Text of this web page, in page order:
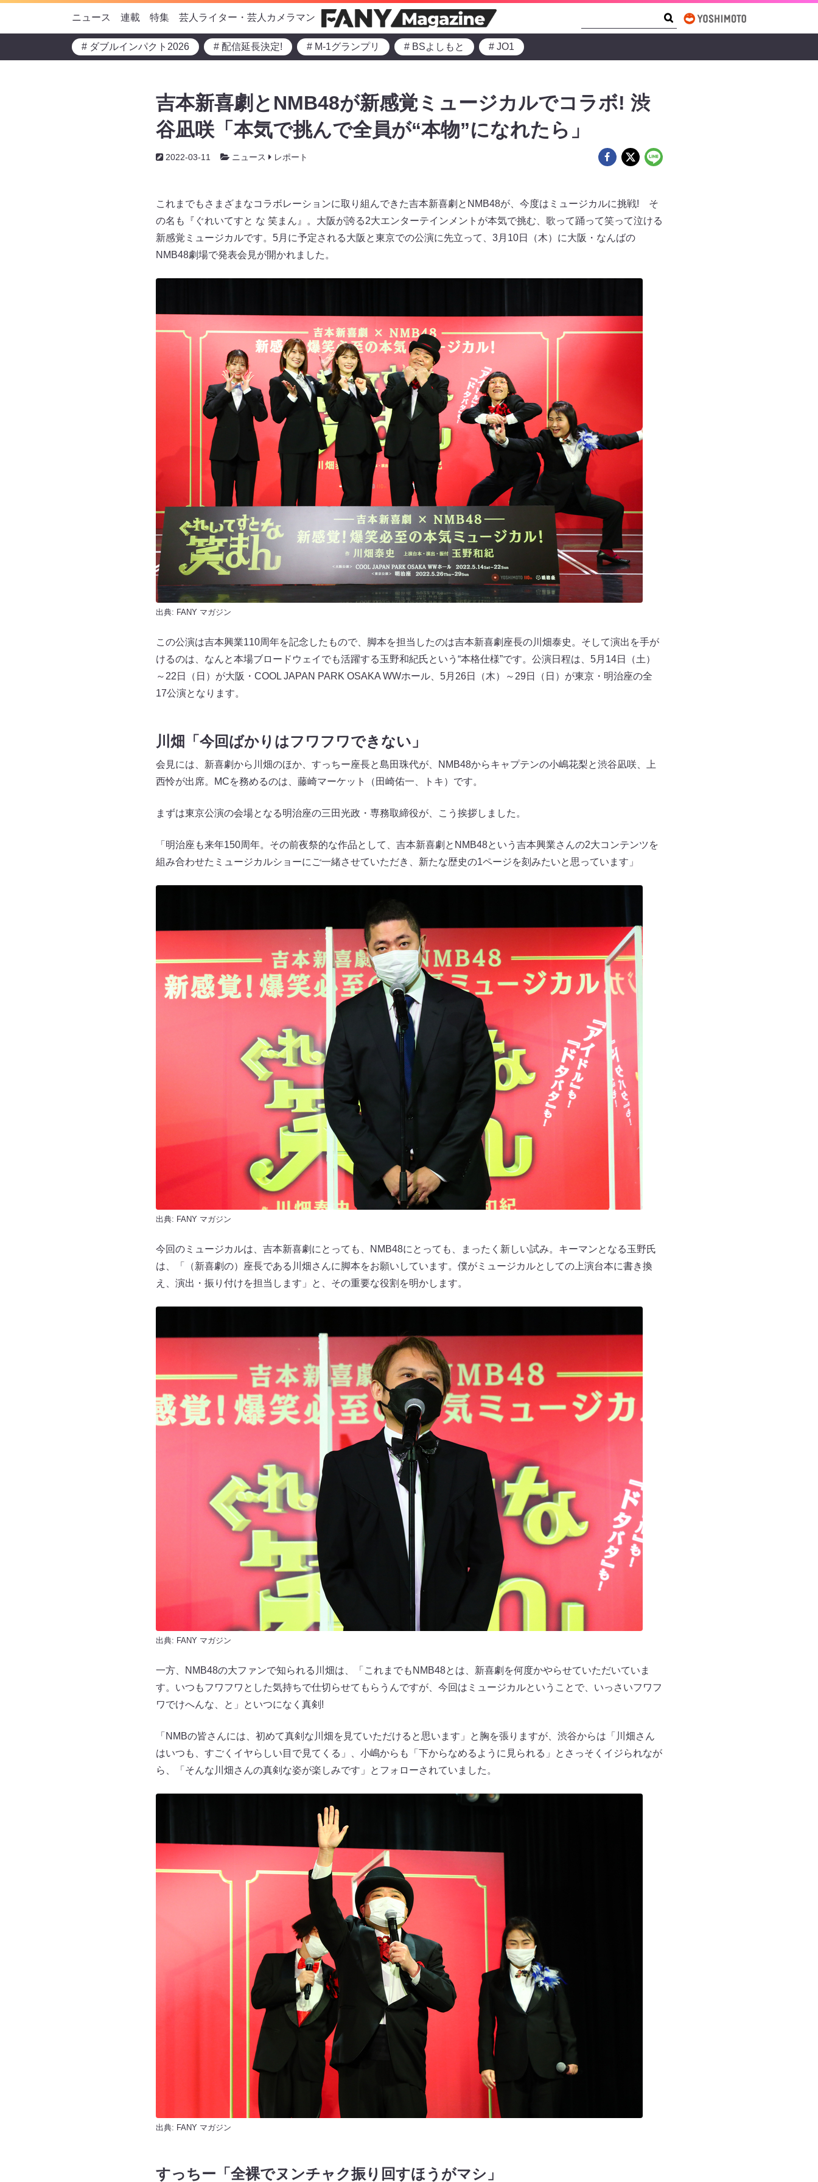
ニュース 連載 特集 芸人ライター・芸人カメラマン
# ダブルインパクト2026 # 配信延長決定! # M-1グランプリ # BSよしもと # JO1
吉本新喜劇とNMB48が新感覚ミュージカルでコラボ! 渋
谷凪咲「本気で挑んで全員が“本物”になれたら」
2022-03-11 ニュース レポート
これまでもさまざまなコラボレーションに取り組んできた吉本新喜劇とNMB48が、今度はミュージカルに挑戦! そ
の名も『ぐれいてすと な 笑まん』。大阪が誇る2大エンターテインメントが本気で挑む、歌って踊って笑って泣ける
新感覚ミュージカルです。5月に予定される大阪と東京での公演に先立って、3月10日（木）に大阪・なんばの
NMB48劇場で発表会見が開かれました。
出典: FANY マガジン
この公演は吉本興業110周年を記念したもので、脚本を担当したのは吉本新喜劇座長の川畑泰史。そして演出を手が
けるのは、なんと本場ブロードウェイでも活躍する玉野和紀氏という“本格仕様”です。公演日程は、5月14日（土）
～22日（日）が大阪・COOL JAPAN PARK OSAKA WWホール、5月26日（木）～29日（日）が東京・明治座の全
17公演となります。
川畑「今回ばかりはフワフワできない」
会見には、新喜劇から川畑のほか、すっちー座長と島田珠代が、NMB48からキャプテンの小嶋花梨と渋谷凪咲、上
西怜が出席。MCを務めるのは、藤崎マーケット（田崎佑一、トキ）です。
まずは東京公演の会場となる明治座の三田光政・専務取締役が、こう挨拶しました。
「明治座も来年150周年。その前夜祭的な作品として、吉本新喜劇とNMB48という吉本興業さんの2大コンテンツを
組み合わせたミュージカルショーにご一緒させていただき、新たな歴史の1ページを刻みたいと思っています」
出典: FANY マガジン
今回のミュージカルは、吉本新喜劇にとっても、NMB48にとっても、まったく新しい試み。キーマンとなる玉野氏
は、「（新喜劇の）座長である川畑さんに脚本をお願いしています。僕がミュージカルとしての上演台本に書き換
え、演出・振り付けを担当します」と、その重要な役割を明かします。
出典: FANY マガジン
一方、NMB48の大ファンで知られる川畑は、「これまでもNMB48とは、新喜劇を何度かやらせていただいていま
す。いつもフワフワとした気持ちで仕切らせてもらうんですが、今回はミュージカルということで、いっさいフワフ
ワでけへんな、と」といつになく真剣!
「NMBの皆さんには、初めて真剣な川畑を見ていただけると思います」と胸を張りますが、渋谷からは「川畑さん
はいつも、すごくイヤらしい目で見てくる」、小嶋からも「下からなめるように見られる」とさっそくイジられなが
ら、「そんな川畑さんの真剣な姿が楽しみです」とフォローされていました。
出典: FANY マガジン
すっちー「全裸でヌンチャク振り回すほうがマシ」